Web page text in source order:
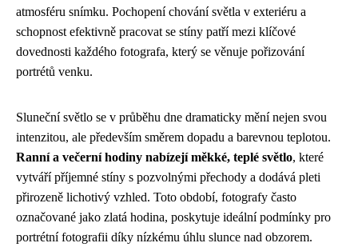
atmosféru snímku. Pochopení chování světla v exteriéru a
schopnost efektivně pracovat se stíny patří mezi klíčové
dovednosti každého fotografa, který se věnuje pořizování
portrétů venku.
Sluneční světlo se v průběhu dne dramaticky mění nejen svou
intenzitou, ale především směrem dopadu a barevnou teplotou.
Ranní a večerní hodiny nabízejí měkké, teplé světlo, které
vytváří příjemné stíny s pozvolnými přechody a dodává pleti
přirozeně lichotivý vzhled. Toto období, fotografy často
označované jako zlatá hodina, poskytuje ideální podmínky pro
portrétní fotografii díky nízkému úhlu slunce nad obzorem.